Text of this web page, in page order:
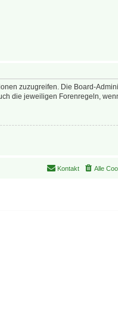
zuzugreifen. Die Board-
die jeweiligen Forenregeln,
Alle
Kontakt